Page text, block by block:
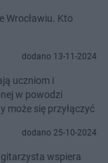
Wrocławiu. Kto
dodano 13-11-2024
uczniom i
w powodzi
może się przyłączyć
dodano 25-10-2024
wspiera